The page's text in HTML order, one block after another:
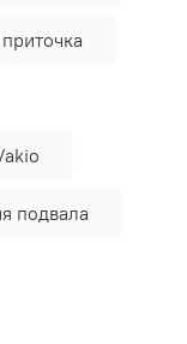
приточка
подвала